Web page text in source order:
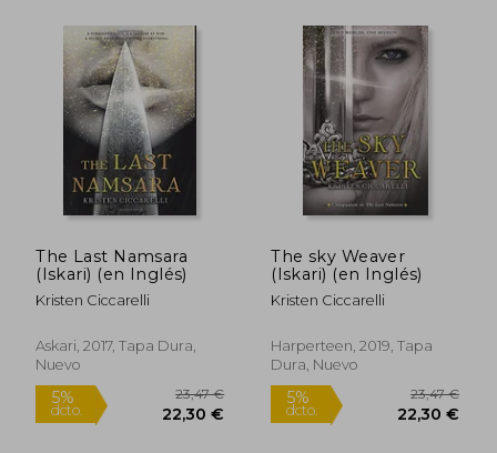
dcto.
5%
dcto.
The Last Namsara
(Iskari) (en Inglés)
Kristen Ciccarelli
Askari, 2017, Tapa Dura,
Nuevo
The sky Weaver
(Iskari) (en Inglés)
Kristen Ciccarelli
Harperteen, 2019, Tapa
Dura, Nuevo